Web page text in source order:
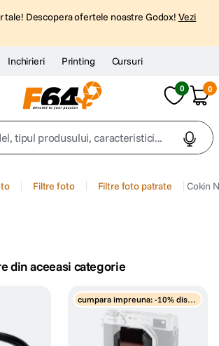
tale! Descopera ofertele noastre Godox! Vezi
Inchirieri Printing Cursuri
0 0
produsului, caracteristici...
Filtre foto Filtre foto patrate Cokin
din aceeasi categorie
cumpara impreuna: -10% disco